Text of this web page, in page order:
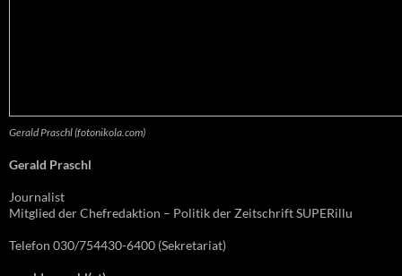
Gerald Praschl (fotonikola.com)
Gerald Praschl
Journalist
Mitglied der Chefredaktion – Politik der Zeitschrift SUPERillu
Telefon 030/754430-6400 (Sekretariat)